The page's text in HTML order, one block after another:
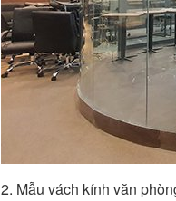
2. Mẫu vách kính văn